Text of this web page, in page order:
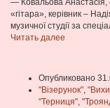
— Ковальова Анастасія,
«гітара», керівник –
музичної студії за
Читать далее
Опубликовано
"Візерунок",
"Терниця",